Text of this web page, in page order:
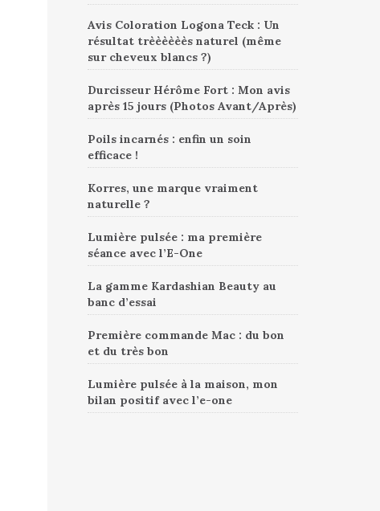
Avis Coloration Logona Teck : Un
résultat trèèèèèès naturel (même
sur cheveux blancs ?)
Durcisseur Hérôme Fort : Mon avis
après 15 jours (Photos Avant/Après)
Poils incarnés : enfin un soin
efficace !
Korres, une marque vraiment
naturelle ?
Lumière pulsée : ma première
séance avec l’E-One
La gamme Kardashian Beauty au
banc d’essai
Première commande Mac : du bon
et du très bon
Lumière pulsée à la maison, mon
bilan positif avec l’e-one